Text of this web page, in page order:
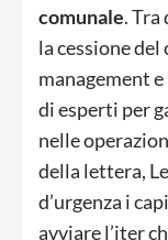
comunale.
la cessione
management
di esperti per
nelle
della lettera,
d’urgenza i
avviare l’iter